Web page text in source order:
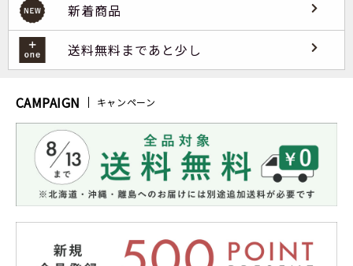
新着商品
送料無料まであと少し
CAMPAIGN キャンペーン